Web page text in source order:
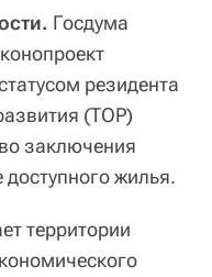
Госдума
резидента
(ТОР)
заключения
доступного жилья.
территории